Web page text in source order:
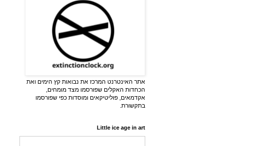
אתר האינטרנט המרכז את נבואות קץ הימים ואת
הכחדות האקלים שפורסמו מצד מומחים,
אקדמאים, פוליטיקאים ומוסדות כפי שפורסמו
בתקשורת.
Little ice age in art